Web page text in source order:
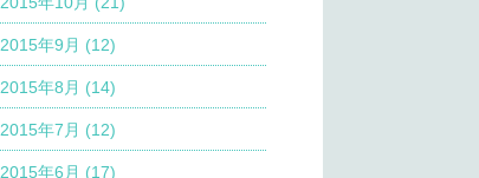
2015年9月 (12)
2015年8月 (14)
2015年7月 (12)
2015年6月 (17)